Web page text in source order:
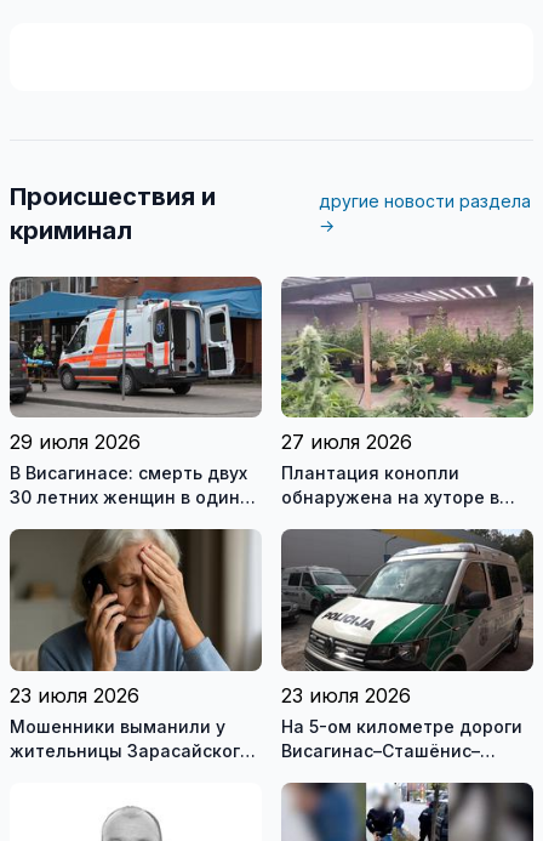
Происшествия и
криминал
другие новости раздела
→
29 июля 2026
В Висагинасе: смерть двух
30 летних женщин в один
27 июля 2026
Плантация конопли
обнаружена на хуторе в
23 июля 2026
Мошенники выманили у
жительницы Зарасайского
23 июля 2026
На 5-ом километре дороги
Висагинас–Сташёнис–
машине, наден мертвый
мужчина